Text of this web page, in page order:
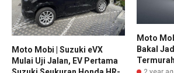
Moto Mobi | Suzuki eVX
Mulai Uji Jalan, EV Pertama
Moto
Bakal
Termurah